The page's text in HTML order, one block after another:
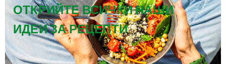
ОТКРИЙТЕ ВСИЧКИ НАШИ
ИДЕИ ЗА РЕЦЕПТИ